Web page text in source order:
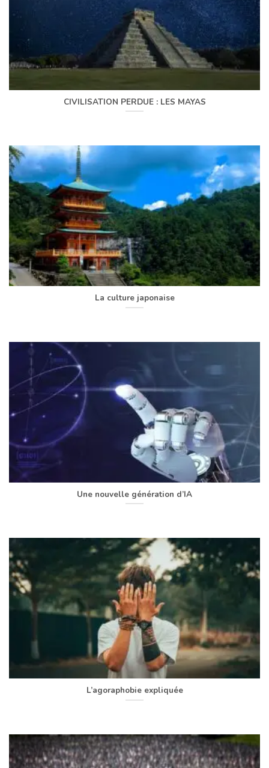
CIVILISATION PERDUE : LES MAYAS
La culture japonaise
Une nouvelle génération d’IA
L’agoraphobie expliquée